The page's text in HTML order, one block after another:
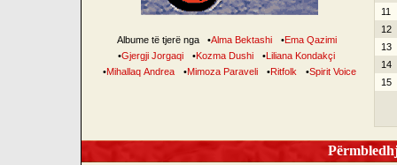
Albume të tjerë nga •Alma Bektashi •Ema Qazimi
•Gjergji Jorgaqi •Kozma Dushi •Liliana Kondakçi
•Mihallaq Andrea •Mimoza Paraveli •Ritfolk •Spirit Voice
11
12
13
14
15